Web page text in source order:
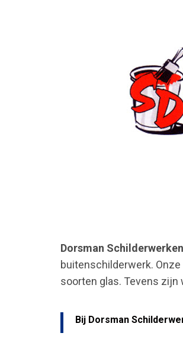
Dorsman Schilderwerken
buitenschilderwerk.
soorten glas. Tevens
Bij Dorsman